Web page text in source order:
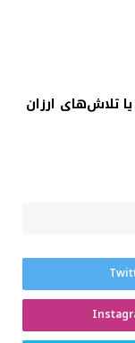
تلاش‌های ارزان